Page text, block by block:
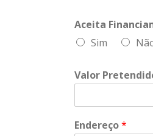
Aceita
Sim
Valor
Endereço*